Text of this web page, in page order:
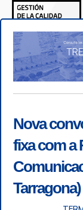
Nova
fixa com a
Tarragona)